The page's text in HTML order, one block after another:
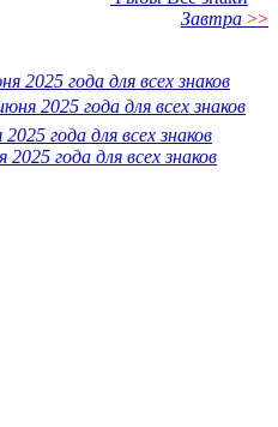
Завтра >>
2025 года для всех знаков
2025 года для всех знаков
года для всех знаков
года для всех знаков